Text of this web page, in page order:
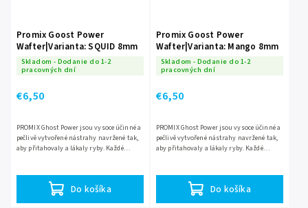
Promix Goost Power
Wafter|Varianta: SQUID 8mm
Skladom - Dodanie do 1-2
pracovných dní
€6,50
Do košíka
PROMIX Ghost Power jsou vysoce účinné a
pečlivě vytvořené nástrahy navržené tak,
aby přitahovaly a lákaly ryby. Každé
Promix Goost Power
Wafter|Varianta: Mango 8mm
Skladom - Dodanie do 1-2
pracovných dní
€6,50
Do košíka
PROMIX Ghost Power jsou vysoce účinné a
pečlivě vytvořené nástrahy navržené tak,
aby přitahovaly a lákaly ryby. Každé